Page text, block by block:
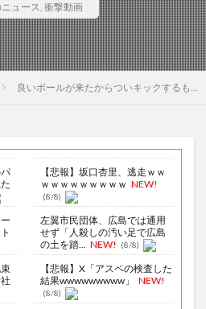
ュース, 衝撃動画
良いボールが来たからついキックするも…
【悲報】坂口杏里、逃走ｗｗ
ｗｗｗｗｗｗｗｗｗ NEW!
(8/8)
左翼市民団体、広島では通用
せず「人殺しの汚い足で広島
の土を踏...
NEW! (8/8)
【悲報】X「アスペの検査した
結果wwwwwwwww」
NEW!
(8/8)